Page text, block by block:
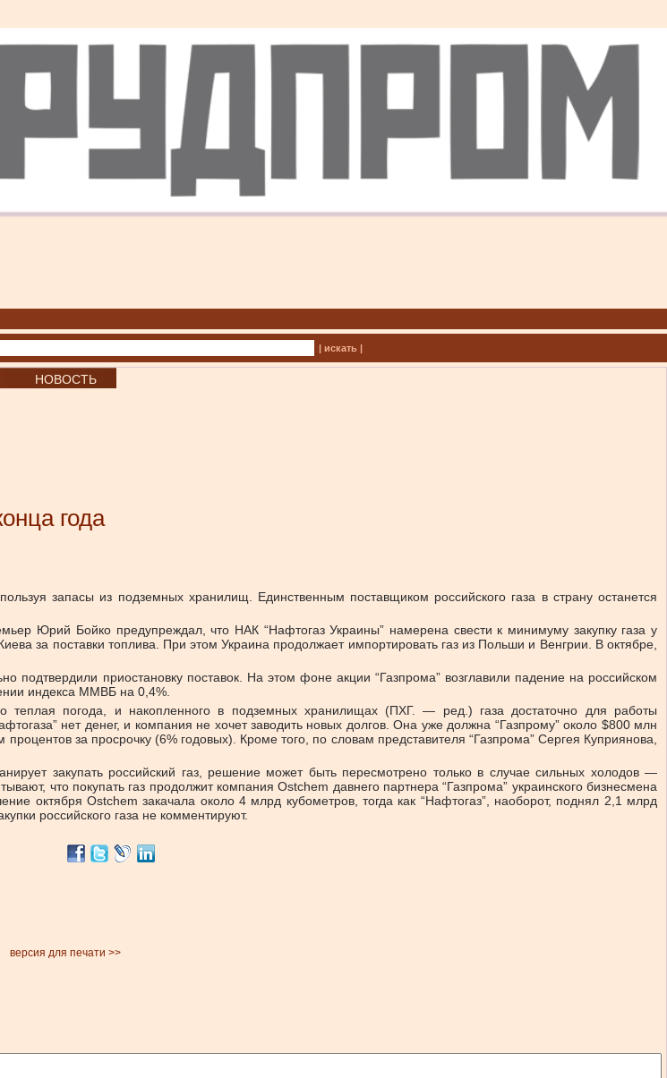
| искать |
НОВОСТЬ
года
запасы из подземных хранилищ. Единственным поставщиком российского газа в страну останется
Юрий Бойко предупреждал, что НАК “Нафтогаз Украины” намерена свести к минимуму закупку газа у
за поставки топлива. При этом Украина продолжает импортировать газ из Польши и Венгрии. В октябре,
подтвердили приостановку поставок. На этом фоне акции “Газпрома” возглавили падение на российском
индекса ММВБ на 0,4%.
теплая погода, и накопленного в подземных хранилищах (ПХГ. — ред.) газа достаточно для работы
нет денег, и компания не хочет заводить новых долгов. Она уже должна “Газпрому” около $800 млн
за просрочку (6% годовых). Кроме того, по словам представителя “Газпрома” Сергея Куприянова,
закупать российский газ, решение может быть пересмотрено только в случае сильных холодов —
что покупать газ продолжит компания Ostchem давнего партнера “Газпрома” украинского бизнесмена
октября Ostchem закачала около 4 млрд кубометров, тогда как “Нафтогаз”, наоборот, поднял 2,1 млрд
российского газа не комментируют.
версия для печати >>